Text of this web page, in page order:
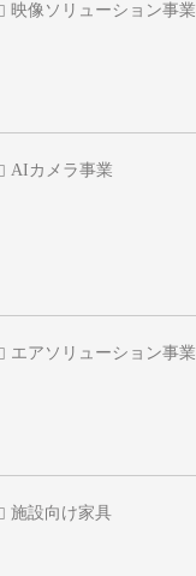
映像ソリューション事業
AIカメラ事業
エアソリューション事業
施設向け家具